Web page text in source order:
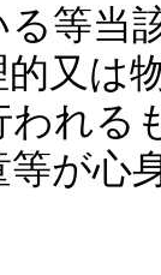
等当
又は
れる
が心